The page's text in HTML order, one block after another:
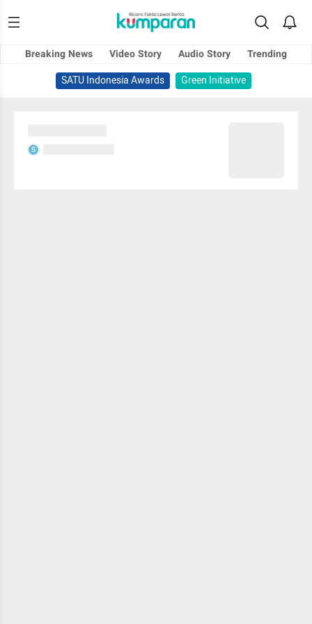
Breaking News Video Story Audio Story
Trending
SATU Indonesia Awards
Green Initiative
S